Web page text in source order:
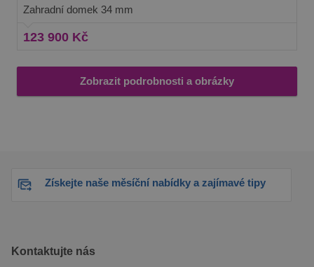
Zahradní domek 34 mm
123 900 Kč
Zobrazit podrobnosti a obrázky
Získejte naše měsíční nabídky a zajímavé tipy
Kontaktujte nás